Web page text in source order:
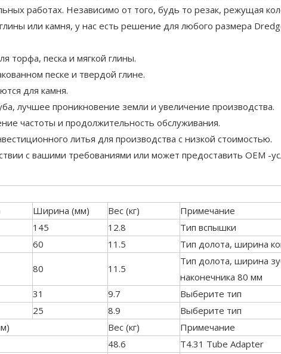
работах. Независимо от того, будь то резак, режущая
или камня, у нас есть решение для любого размера
торфа, песка и мягкой глины.
песке и твердой глине.
для камня.
лучшее проникновение земли и увеличение производства.
частоты и продолжительность обслуживания.
литья для производства с низкой стоимостью.
с вашими требованиями или может предоставить OEM -
Ширина (мм) Вес (кг)
Примечание
145 12.8
Тип вспышки
60 11.5 Тип долота, ширина
80 11.5
Тип долота, ширина
наконечника 80 мм
31 9.7
Выберите тип
25 8.9
Выберите тип
Вес (кг)
Примечание
48.6
T4.31 Tube Adapter